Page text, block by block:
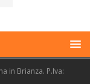
in Brianza. P.Iva: